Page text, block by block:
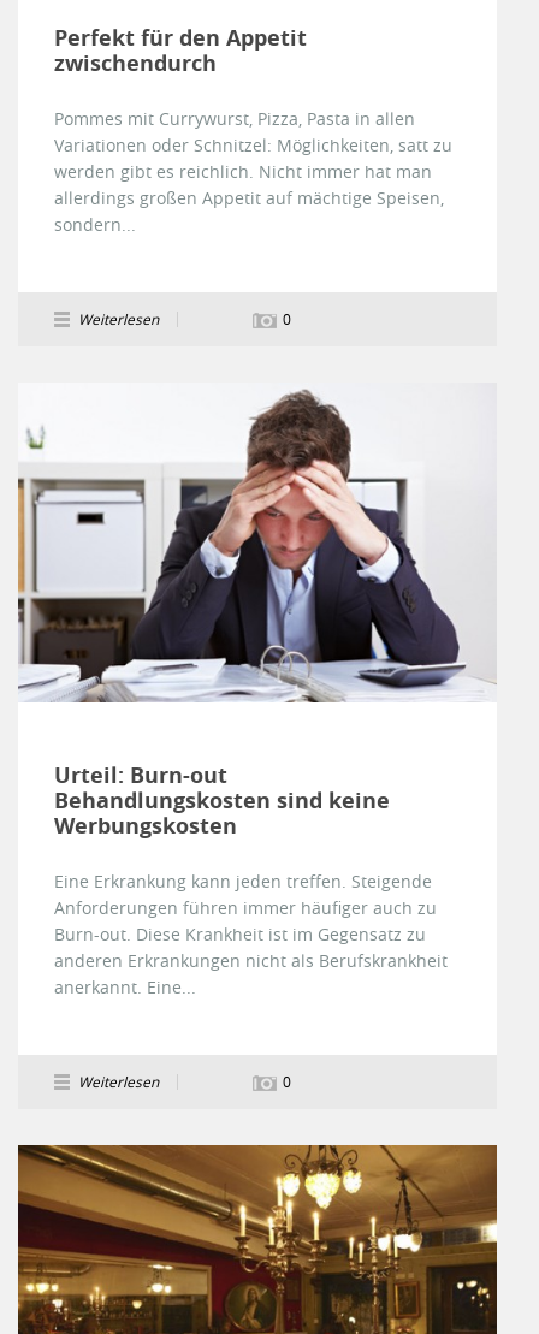
Perfekt für den Appetit
zwischendurch
Pommes mit Currywurst, Pizza, Pasta in allen
Variationen oder Schnitzel: Möglichkeiten, satt zu
werden gibt es reichlich. Nicht immer hat man
allerdings großen Appetit auf mächtige Speisen,
sondern...
Weiterlesen 0
Urteil: Burn-out
Behandlungskosten sind keine
Werbungskosten
Eine Erkrankung kann jeden treffen. Steigende
Anforderungen führen immer häufiger auch zu
Burn-out. Diese Krankheit ist im Gegensatz zu
anderen Erkrankungen nicht als Berufskrankheit
anerkannt. Eine...
Weiterlesen 0